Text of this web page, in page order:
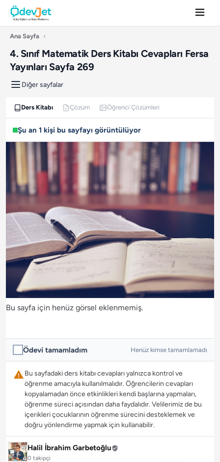
Ana Sayfa ›
4. Sınıf Matematik Ders Kitabı Cevapları Fersa
Yayınları Sayfa 269
Diğer sayfalar
Ders Kitabı Çözüm Öğrenci Çözümleri
Şu an 1 kişi bu sayfayı görüntülüyor
Bu sayfa için henüz görsel eklenmemiş.
Ödevi tamamladım Henüz kimse tamamlamadı
Bu sayfadaki ders kitabı cevapları yalnızca kontrol ve
öğrenme amacıyla kullanılmalıdır. Öğrencilerin cevapları
kopyalamadan önce etkinlikleri kendi başlarına yapmaları,
öğrenme süreci açısından daha faydalıdır. Velilerimiz de bu
içerikleri çocuklarının öğrenme sürecini desteklemek ve
doğru yönlendirme yapmak için kullanabilir.
Halil İbrahim Garbetoğlu
0 takipçi